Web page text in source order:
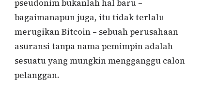
pseudonim bukanlah hal baru –
bagaimanapun juga, itu tidak terlalu
merugikan Bitcoin – sebuah perusahaan
asuransi tanpa nama pemimpin adalah
sesuatu yang mungkin mengganggu calon
pelanggan.